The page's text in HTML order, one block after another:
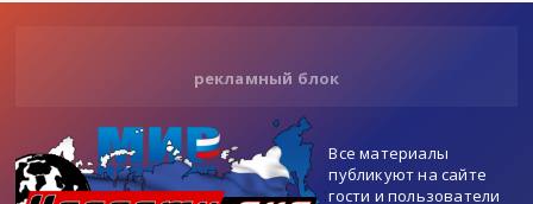
рекламный блок
Все материалы
публикуют на сайте
гости и пользователи